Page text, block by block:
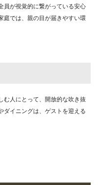
員が視覚的に繋がっている安心
庭では、親の目が届きやすい環
む人にとって、開放的な吹き抜
ダイニングは、ゲストを迎える